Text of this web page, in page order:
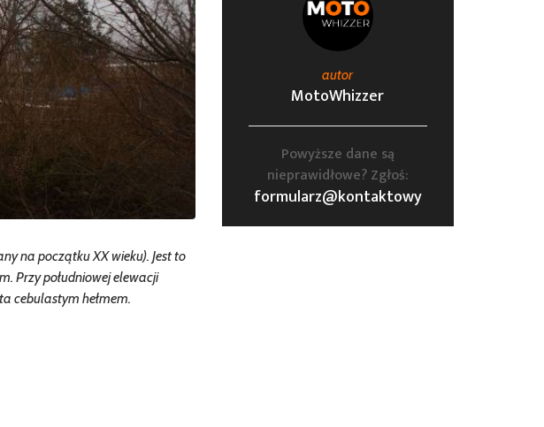
na początku XX wieku). Jest to
Przy południowej elewacji
cebulastym hełmem.
autor
MotoWhizzer
Powyższe dane są
nieprawidłowe? Zgłoś:
formularz@kontaktowy